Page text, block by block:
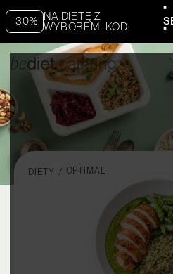
-30% NA DIETĘ Z
WYBOREM. KOD:
"
"
DIETY OPTIMAL